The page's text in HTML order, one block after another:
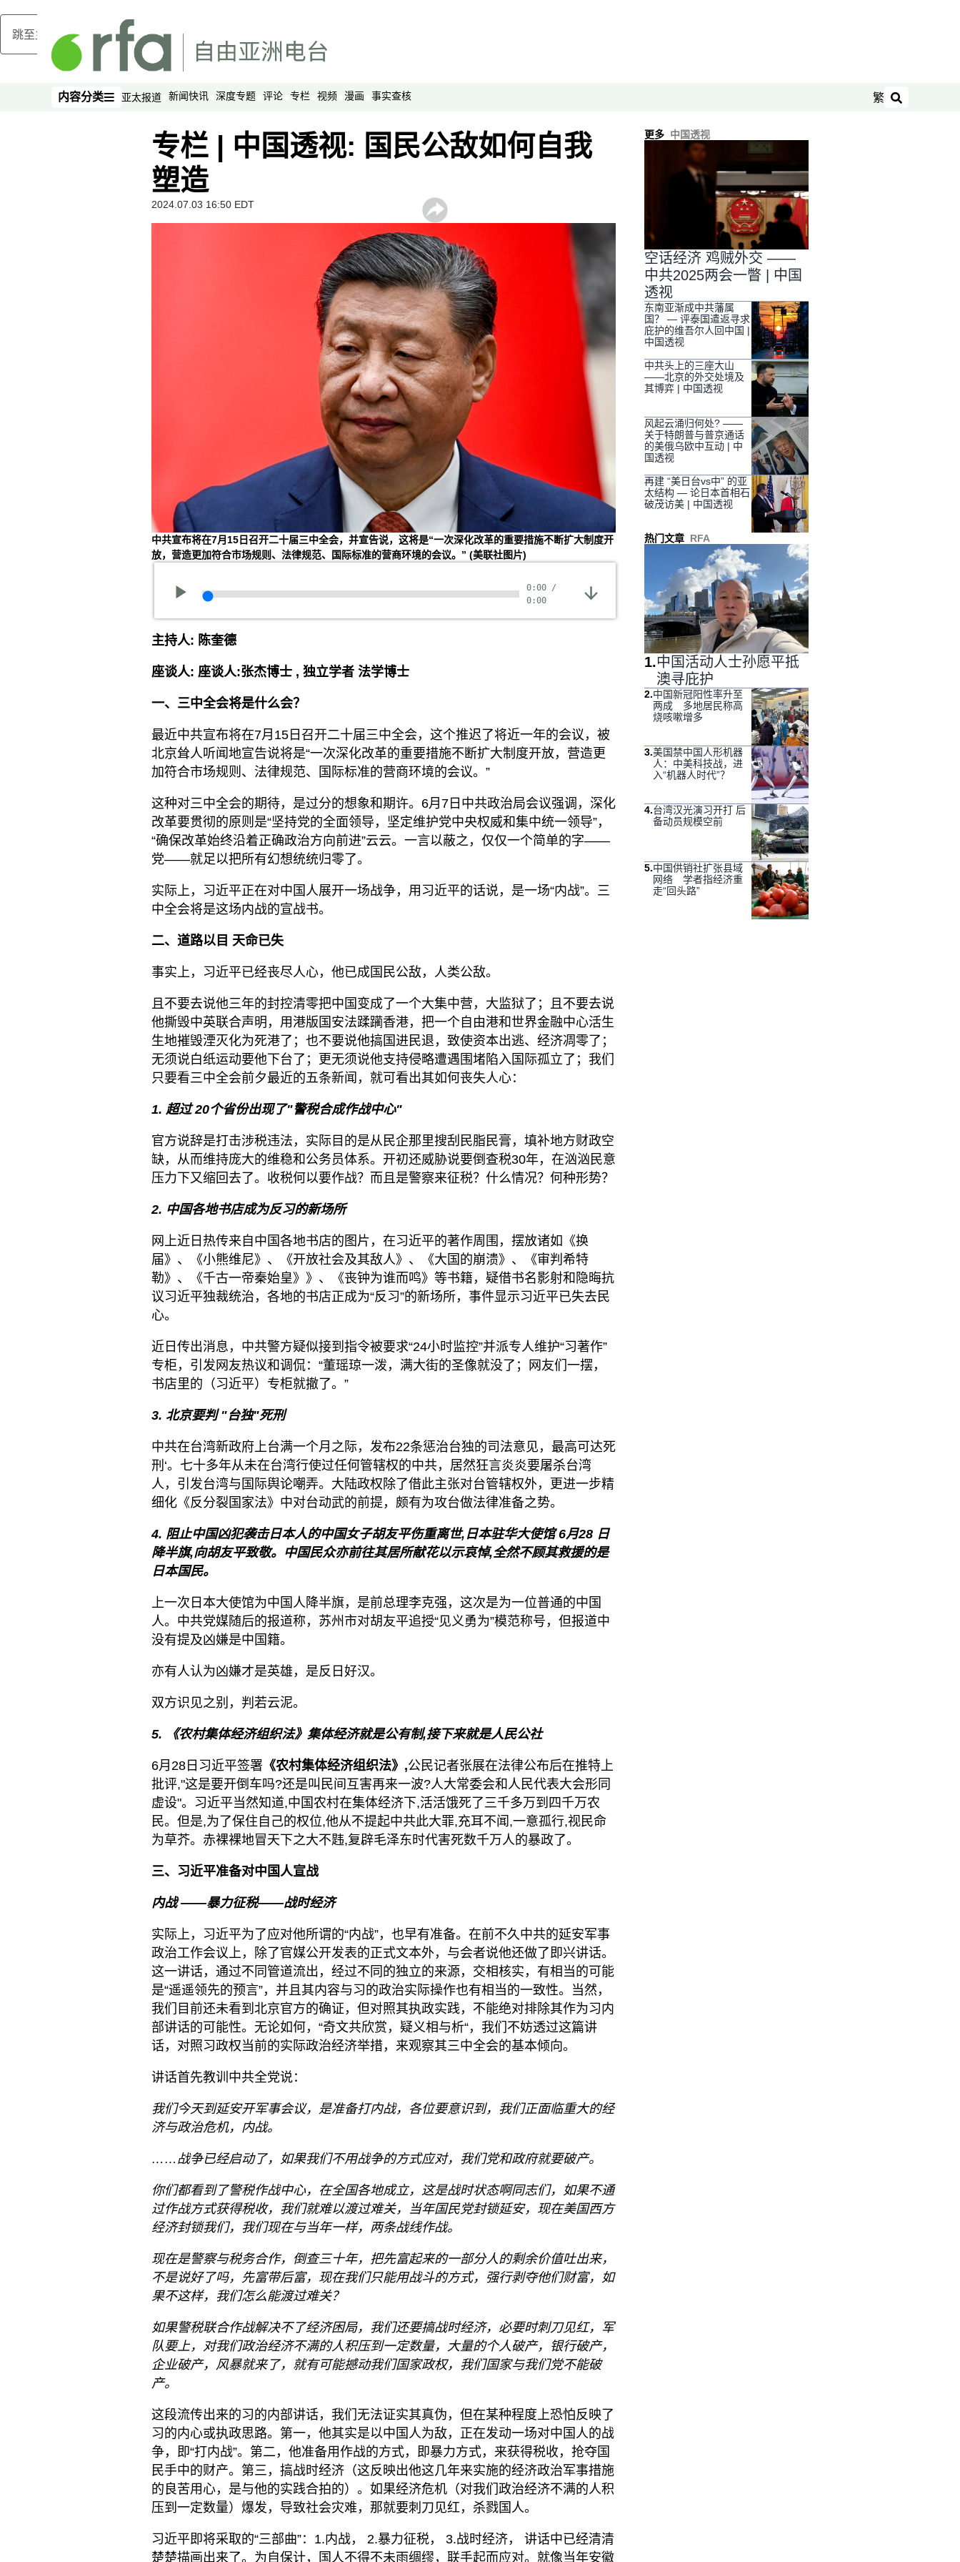
跳至主内容
内容分类
内容分类 亚太报道 新闻快讯 深度专题 评论 专栏 视频 漫画 事实查核 繁
搜索
专栏 | 中国透视: 国民公敌如何自我
塑造
2024.07.03 16:50 EDT
中共宣布将在7月15日召开二十届三中全会，并宣告说，这将是“一次深化改革的重要措施不断扩大制度开
放，营造更加符合市场规则、法律规范、国际标准的营商环境的会议。” (美联社图片)
0:00 /
0:00
主持人: 陈奎德
座谈人: 座谈人:张杰博士 , 独立学者 法学博士
一、三中全会将是什么会？
最近中共宣布将在7月15日召开二十届三中全会，这个推迟了将近一年的会议，被
北京耸人听闻地宣告说将是“一次深化改革的重要措施不断扩大制度开放，营造更
加符合市场规则、法律规范、国际标准的营商环境的会议。”
这种对三中全会的期待，是过分的想象和期许。6月7日中共政治局会议强调，深化
改革要贯彻的原则是“坚持党的全面领导，坚定维护党中央权威和集中统一领导”，
“确保改革始终沿着正确政治方向前进”云云。一言以蔽之，仅仅一个简单的字——
党——就足以把所有幻想统统归零了。
实际上，习近平正在对中国人展开一场战争，用习近平的话说，是一场“内战”。三
中全会将是这场内战的宣战书。
二、道路以目 天命已失
事实上，习近平已经丧尽人心，他已成国民公敌，人类公敌。
且不要去说他三年的封控清零把中国变成了一个大集中营，大监狱了；且不要去说
他撕毁中英联合声明，用港版国安法蹂躏香港，把一个自由港和世界金融中心活生
生地摧毁湮灭化为死港了；也不要说他搞国进民退，致使资本出逃、经济凋零了；
无须说白纸运动要他下台了；更无须说他支持侵略遭遇围堵陷入国际孤立了；我们
只要看三中全会前夕最近的五条新闻，就可看出其如何丧失人心：
1. 超过 20个省份出现了"警税合成作战中心"
官方说辞是打击涉税违法，实际目的是从民企那里搜刮民脂民膏，填补地方财政空
缺，从而维持庞大的维稳和公务员体系。开初还威胁说要倒查税30年，在汹汹民意
压力下又缩回去了。收税何以要作战？而且是警察来征税？什么情况？何种形势？
2. 中国各地书店成为反习的新场所
网上近日热传来自中国各地书店的图片，在习近平的著作周围，摆放诸如《换
届》、《小熊维尼》、《开放社会及其敌人》、《大国的崩溃》、《审判希特
勒》、《千古一帝秦始皇》》、《丧钟为谁而鸣》等书籍，疑借书名影射和隐晦抗
议习近平独裁统治，各地的书店正成为“反习”的新场所，事件显示习近平已失去民
心。
近日传出消息，中共警方疑似接到指令被要求“24小时监控”并派专人维护“习著作”
专柜，引发网友热议和调侃：“董瑶琼一泼，满大街的圣像就没了；网友们一摆，
书店里的（习近平）专柜就撤了。”
3. 北京要判 "台独"死刑
中共在台湾新政府上台满一个月之际，发布22条惩治台独的司法意见，最高可达死
刑‘。七十多年从未在台湾行使过任何管辖权的中共，居然狂言炎炎要屠杀台湾
人，引发台湾与国际舆论嘲弄。大陆政权除了借此主张对台管辖权外，更进一步精
细化《反分裂国家法》中对台动武的前提，颇有为攻台做法律准备之势。
4. 阻止中国凶犯袭击日本人的中国女子胡友平伤重离世,日本驻华大使馆 6月28 日
降半旗,向胡友平致敬。中国民众亦前往其居所献花以示哀悼,全然不顾其救援的是
日本国民。
上一次日本大使馆为中国人降半旗，是前总理李克强，这次是为一位普通的中国
人。中共党媒随后的报道称，苏州市对胡友平追授“见义勇为”模范称号，但报道中
没有提及凶嫌是中国籍。
亦有人认为凶嫌才是英雄，是反日好汉。
双方识见之别，判若云泥。
5. 《农村集体经济组织法》集体经济就是公有制,接下来就是人民公社
6月28日习近平签署 《农村集体经济组织法》,公民记者张展在法律公布后在推特上
批评,"这是要开倒车吗?还是叫民间互害再来一波?人大常委会和人民代表大会形同
虚设"。习近平当然知道,中国农村在集体经济下,活活饿死了三千多万到四千万农
民。但是,为了保住自己的权位,他从不提起中共此大罪,充耳不闻,一意孤行,视民命
为草芥。赤裸裸地冒天下之大不韪,复辟毛泽东时代害死数千万人的暴政了。
三、习近平准备对中国人宣战
内战 ——暴力征税——战时经济
实际上，习近平为了应对他所谓的“内战”，也早有准备。在前不久中共的延安军事
政治工作会议上，除了官媒公开发表的正式文本外，与会者说他还做了即兴讲话。
这一讲话，通过不同管道流出，经过不同的独立的来源，交相核实，有相当的可能
是“遥遥领先的预言”，并且其内容与习的政治实际操作也有相当的一致性。当然，
我们目前还未看到北京官方的确证，但对照其执政实践，不能绝对排除其作为习内
部讲话的可能性。无论如何，“奇文共欣赏，疑义相与析“，我们不妨透过这篇讲
话，对照习政权当前的实际政治经济举措，来观察其三中全会的基本倾向。
讲话首先教训中共全党说：
我们今天到延安开军事会议，是准备打内战，各位要意识到，我们正面临重大的经
济与政治危机，内战。
……战争已经启动了，如果我们不用战争的方式应对，我们党和政府就要破产。
你们都看到了警税作战中心，在全国各地成立，这是战时状态啊同志们，如果不通
过作战方式获得税收，我们就难以渡过难关，当年国民党封锁延安，现在美国西方
经济封锁我们，我们现在与当年一样，两条战线作战。
现在是警察与税务合作，倒查三十年，把先富起来的一部分人的剩余价值吐出来，
不是说好了吗，先富带后富，现在我们只能用战斗的方式，强行剥夺他们财富，如
果不这样，我们怎么能渡过难关？
如果警税联合作战解决不了经济困局，我们还要搞战时经济，必要时刺刀见红，军
队要上，对我们政治经济不满的人积压到一定数量，大量的个人破产，银行破产，
企业破产，风暴就来了，就有可能撼动我们国家政权，我们国家与我们党不能破
产。
这段流传出来的习的内部讲话，我们无法证实其真伪，但在某种程度上恐怕反映了
习的内心或执政思路。第一，他其实是以中国人为敌，正在发动一场对中国人的战
争，即“打内战”。第二，他准备用作战的方式，即暴力方式，来获得税收，抢夺国
民手中的财产。第三，搞战时经济（这反映出他这几年来实施的经济政治军事措施
的良苦用心，是与他的实践合拍的）。如果经济危机（对我们政治经济不满的人积
压到一定数量）爆发，导致社会灾难，那就要刺刀见红，杀戮国人。
习近平即将采取的“三部曲”：1.内战， 2.暴力征税， 3.战时经济， 讲话中已经清清
楚楚描画出来了。为自保计，国人不得不未雨绸缪，联手起而应对。就像当年安徽
更多 中国透视
空话经济 鸡贼外交 ——
中共2025两会一瞥 | 中国
透视
东南亚渐成中共藩属
国？ — 评泰国遣返寻求
庇护的维吾尔人回中国 |
中国透视
中共头上的三座大山
——北京的外交处境及
其博弈 | 中国透视
风起云涌归何处? ——
关于特朗普与普京通话
的美俄乌欧中互动 | 中
国透视
再建 “美日台vs中” 的亚
太结构 — 论日本首相石
破茂访美 | 中国透视
热门文章 RFA
1.中国活动人士孙愿平抵
澳寻庇护
2.中国新冠阳性率升至
两成 多地居民称高
烧咳嗽增多
3.美国禁中国人形机器
人：中美科技战，进
入“机器人时代”？
4.台湾汉光演习开打 后
备动员规模空前
5.中国供销社扩张县域
网络 学者指经济重
走“回头路”